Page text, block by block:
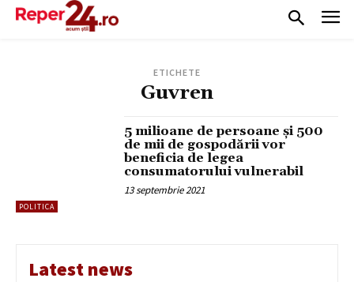
ETICHETE
Guvren
POLITICA
5 milioane de persoane și 500
de mii de gospodării vor
beneficia de legea
consumatorului vulnerabil
13 septembrie 2021
Latest news